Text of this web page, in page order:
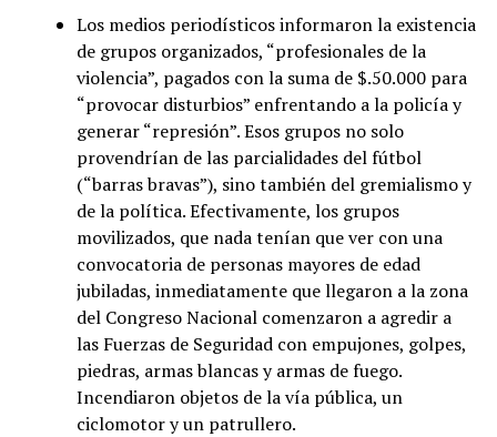
Los medios periodísticos informaron la existencia
de grupos organizados, “profesionales de la
violencia”, pagados con la suma de $.50.000 para
“provocar disturbios” enfrentando a la policía y
generar “represión”. Esos grupos no solo
provendrían de las parcialidades del fútbol
(“barras bravas”), sino también del gremialismo y
de la política. Efectivamente, los grupos
movilizados, que nada tenían que ver con una
convocatoria de personas mayores de edad
jubiladas, inmediatamente que llegaron a la zona
del Congreso Nacional comenzaron a agredir a
las Fuerzas de Seguridad con empujones, golpes,
piedras, armas blancas y armas de fuego.
Incendiaron objetos de la vía pública, un
ciclomotor y un patrullero.